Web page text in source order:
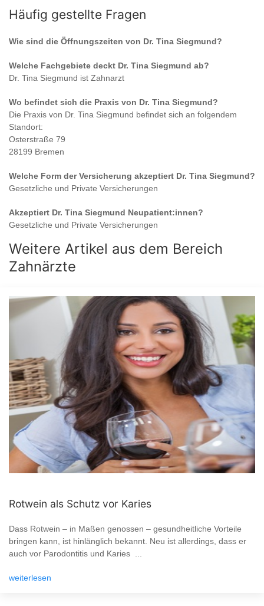
Häufig gestellte Fragen
Wie sind die Öffnungszeiten von Dr. Tina Siegmund?
Welche Fachgebiete deckt Dr. Tina Siegmund ab?
Dr. Tina Siegmund ist Zahnarzt
Wo befindet sich die Praxis von Dr. Tina Siegmund?
Die Praxis von Dr. Tina Siegmund befindet sich an folgendem
Standort:
Osterstraße 79
28199 Bremen
Welche Form der Versicherung akzeptiert Dr. Tina Siegmund?
Gesetzliche und Private Versicherungen
Akzeptiert Dr. Tina Siegmund Neupatient:innen?
Gesetzliche und Private Versicherungen
Weitere Artikel aus dem Bereich
Zahnärzte
Rotwein als Schutz vor Karies
Dass Rotwein – in Maßen genossen – gesundheitliche Vorteile
bringen kann, ist hinlänglich bekannt. Neu ist allerdings, dass er
auch vor Parodontitis und Karies ...
weiterlesen